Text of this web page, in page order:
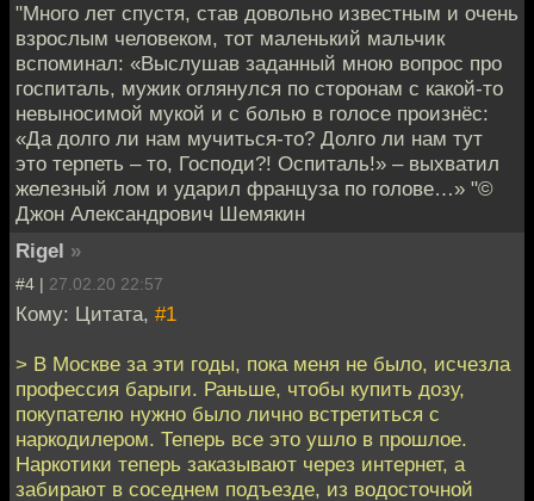
"Много лет спустя, став довольно известным и очень
взрослым человеком, тот маленький мальчик
вспоминал: «Выслушав заданный мною вопрос про
госпиталь, мужик оглянулся по сторонам с какой-то
невыносимой мукой и с болью в голосе произнёс:
«Да долго ли нам мучиться-то? Долго ли нам тут
это терпеть – то, Господи?! Оспиталь!» – выхватил
железный лом и ударил француза по голове…» "©
Джон Александрович Шемякин
Rigel »
#4 | 27.02.20 22:57
Кому: Цитата, #1
> В Москве за эти годы, пока меня не было, исчезла
профессия барыги. Раньше, чтобы купить дозу,
покупателю нужно было лично встретиться с
наркодилером. Теперь все это ушло в прошлое.
Наркотики теперь заказывают через интернет, а
забирают в соседнем подъезде, из водосточной